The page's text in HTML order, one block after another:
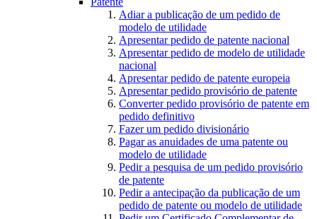
Adiar a publicação de um pedido de
modelo de utilidade
Apresentar pedido de patente nacional
Apresentar pedido de modelo de utilidade
nacional
Apresentar pedido de patente europeia
Apresentar pedido provisório de patente
Converter pedido provisório de patente em
pedido definitivo
Fazer um pedido divisionário
Pagar as anuidades de uma patente ou
modelo de utilidade
Pedir a pesquisa de um pedido provisório
de patente
Pedir a antecipação da publicação de um
pedido de patente ou modelo de utilidade